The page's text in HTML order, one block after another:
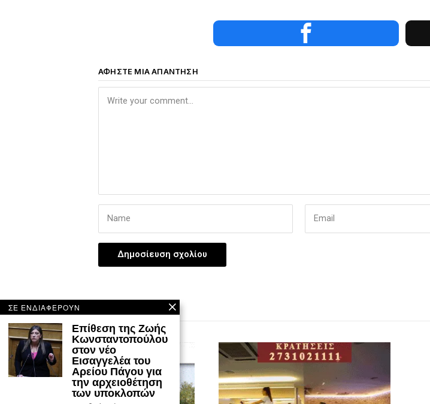
ΑΦΉΣΤΕ ΜΙΑ ΑΠΆΝΤΗΣΗ
ΣΕ ΕΝΔΙΑΦΕΡΟΥΝ
Επίθεση της Ζωής
Κωνσταντοπούλου
στον νέο
Εισαγγελέα του
Αρείου Πάγου για
την αρχειοθέτηση
των υποκλοπών